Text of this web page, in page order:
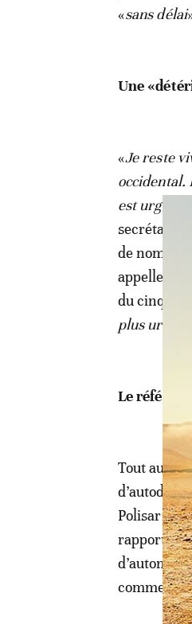
«sans délai
Une
«Je reste
occidental.
est urgent
secrétaire
de
appelle «
du
plus
Le
Tout au
Polisario
rapport
comme les